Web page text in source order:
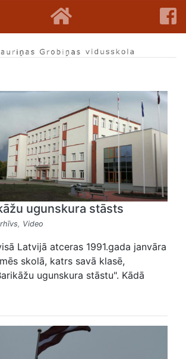
ugunskura stāsts
, Video
Latvijā atceras 1991.gada janvāra
skolā, katrs savā klasē,
ugunskura stāstu". Kādā